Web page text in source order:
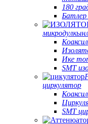
180
Ике
SMT
циркулятор
SMT